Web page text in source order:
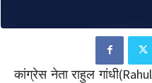
कांग्रेस नेता राहुल